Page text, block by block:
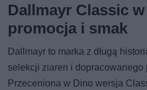
Dallmayr Classic
promocja i smak
Dallmayr to marka z długą
selekcji ziaren i dopracowanego
Przeceniona w Dino wersja